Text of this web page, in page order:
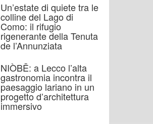
Un’estate di quiete tra le
colline del Lago di
Como: il rifugio
rigenerante della Tenuta
de l’Annunziata
NIÒBĒ: a Lecco l’alta
gastronomia incontra il
paesaggio lariano in un
progetto d’architettura
immersivo